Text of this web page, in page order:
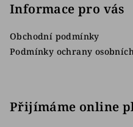
Informace pro vás
Obchodní podmínky
Podmínky ochrany
Přijímáme online